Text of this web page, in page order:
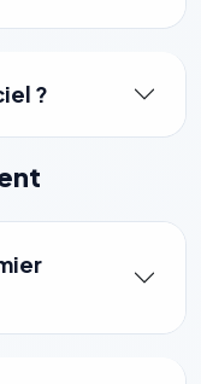
À qui s'adresse ce logiciel ?